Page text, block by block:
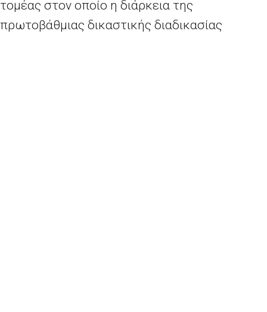
τομέας στον οποίο η διάρκεια της
πρωτοβάθμιας δικαστικής διαδικασίας